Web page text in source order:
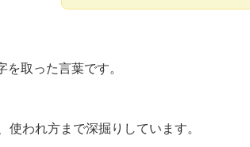
取った言葉です。
われ方まで深掘りしています。